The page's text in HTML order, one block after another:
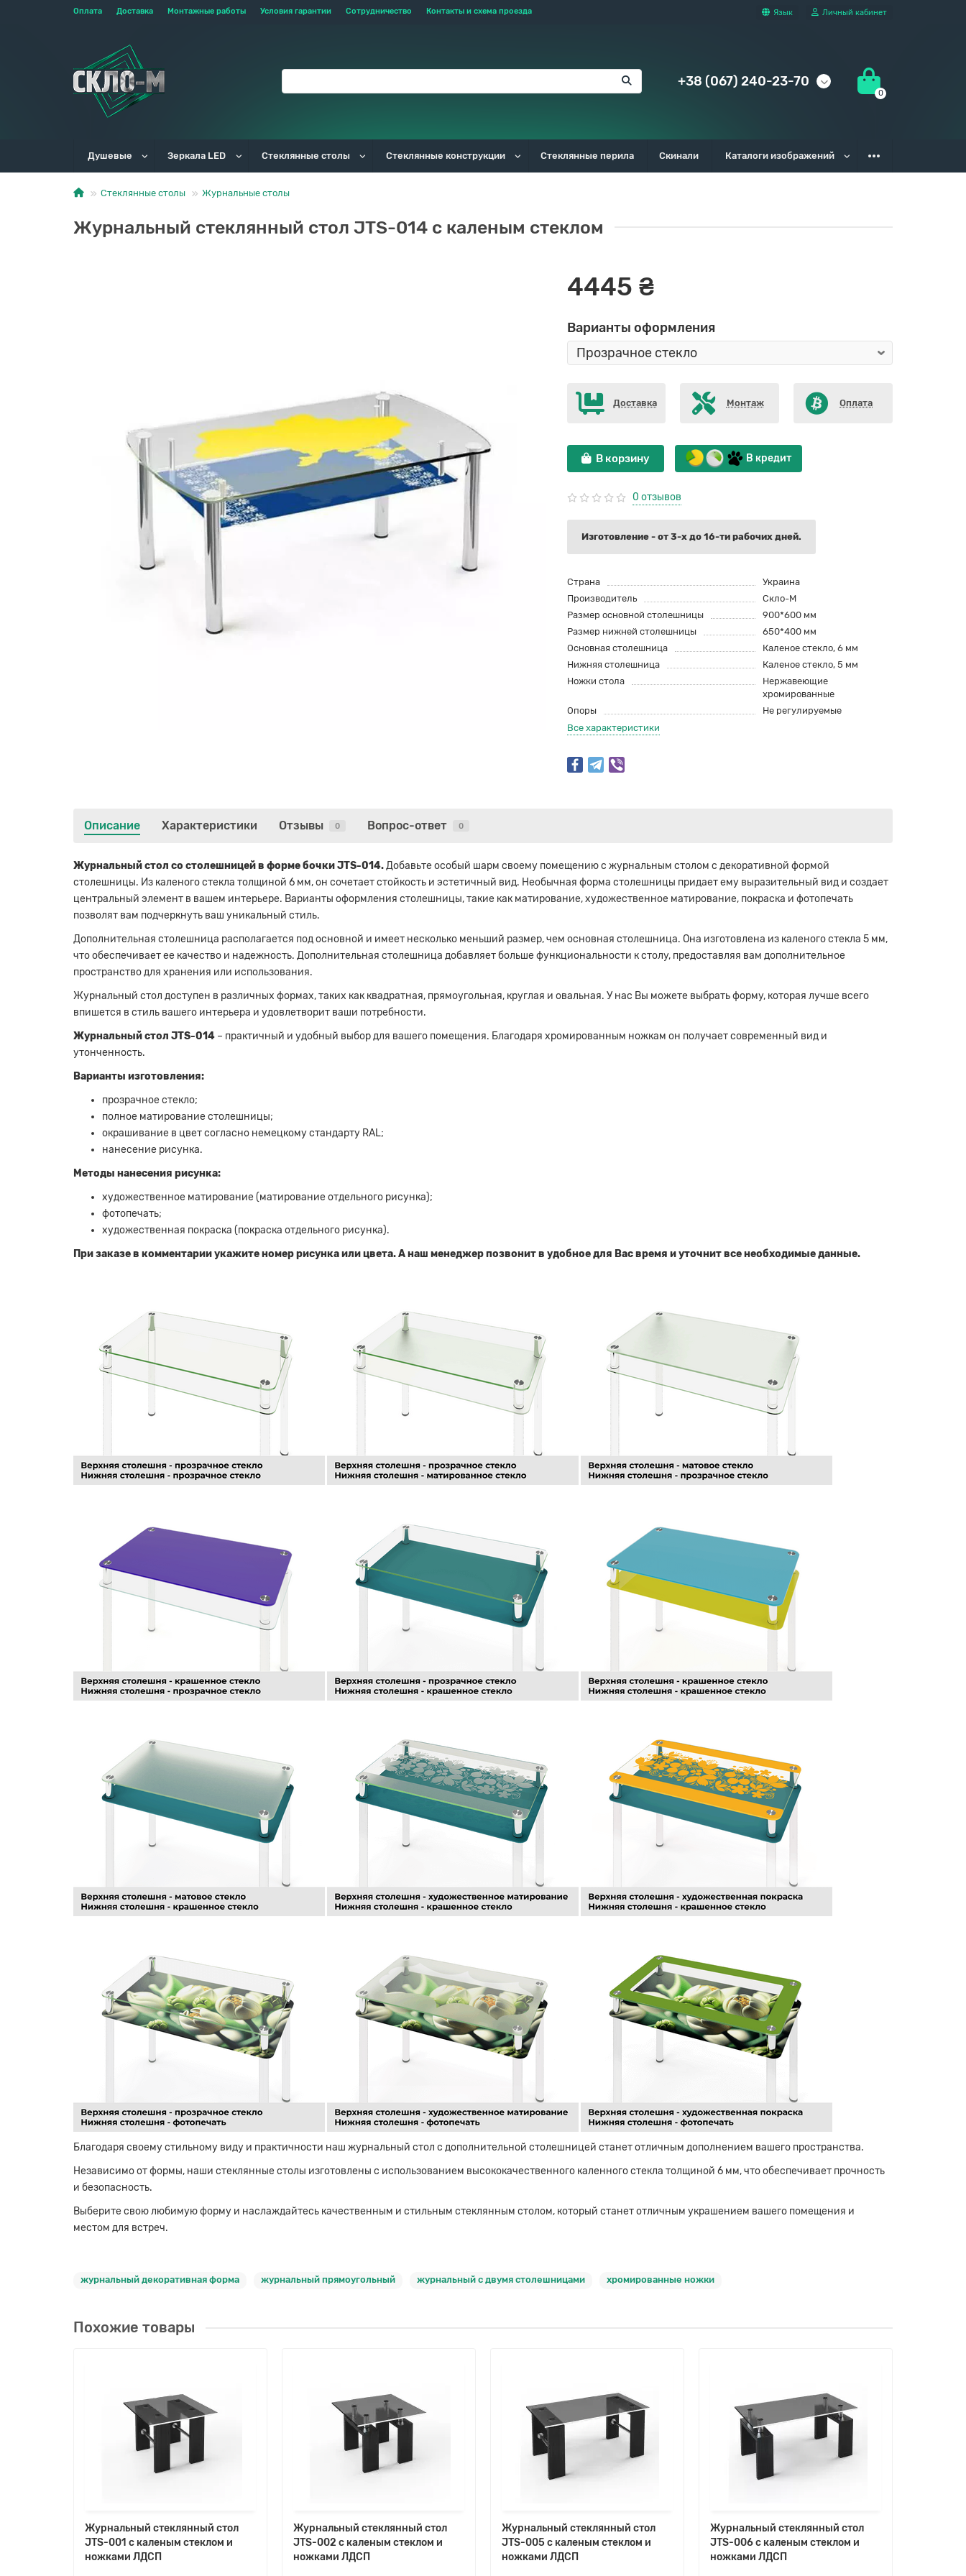
Оплата Доставка Монтажные работы Условия гарантии Сотрудничество Контакты и схема проезда Язык Личный кабинет
+38 (067) 240-23-70
0
Душевые Зеркала LED Стеклянные столы Стеклянные конструкции Стеклянные перила Скинали Каталоги изображений
Стеклянные столы Журнальные столы
Журнальный стеклянный стол JTS-014 с каленым стеклом
4445 ₴
Варианты оформления
Доставка Монтаж Оплата
В корзину В кредит
0 отзывов
Изготовление - от 3-х до 16-ти рабочих дней.
Страна
Украина
Производитель
Скло-М
Размер основной столешницы
900*600 мм
Размер нижней столешницы
650*400 мм
Основная столешница
Каленое стекло, 6 мм
Нижняя столешница
Каленое стекло, 5 мм
Ножки стола
Нержавеющие
хромированные
Опоры
Не регулируемые
Все характеристики
Описание Характеристики Отзывы 0 Вопрос-ответ 0
Журнальный стол со столешницей в форме бочки JTS-014.Добавьте особый шарм своему помещению с журнальным столом с декоративной формой
столешницы. Из каленого стекла толщиной 6 мм, он сочетает стойкость и эстетичный вид. Необычная форма столешницы придает ему выразительный вид и создает
центральный элемент в вашем интерьере. Варианты оформления столешницы, такие как матирование, художественное матирование, покраска и фотопечать
позволят вам подчеркнуть ваш уникальный стиль.
Дополнительная столешница располагается под основной и имеет несколько меньший размер, чем основная столешница. Она изготовлена из каленого стекла 5 мм,
что обеспечивает ее качество и надежность. Дополнительная столешница добавляет больше функциональности к столу, предоставляя вам дополнительное
пространство для хранения или использования.
Журнальный стол доступен в различных формах, таких как квадратная, прямоугольная, круглая и овальная. У нас Вы можете выбрать форму, которая лучше всего
впишется в стиль вашего интерьера и удовлетворит ваши потребности.
Журнальный стол JTS-014 – практичный и удобный выбор для вашего помещения. Благодаря хромированным ножкам он получает современный вид и
утонченность.
Варианты изготовления:
прозрачное стекло;
полное матирование столешницы;
окрашивание в цвет согласно немецкому стандарту RAL;
нанесение рисунка.
Методы нанесения рисунка:
художественное матирование (матирование отдельного рисунка);
фотопечать;
художественная покраска (покраска отдельного рисунка).
При заказе в комментарии укажите номер рисунка или цвета. А наш менеджер позвонит в удобное для Вас время и уточнит все необходимые данные.
Благодаря своему стильному виду и практичности наш журнальный стол с дополнительной столешницей станет отличным дополнением вашего пространства.
Независимо от формы, наши стеклянные столы изготовлены с использованием высококачественного каленного стекла толщиной 6 мм, что обеспечивает прочность
и безопасность.
Выберите свою любимую форму и наслаждайтесь качественным и стильным стеклянным столом, который станет отличным украшением вашего помещения и
местом для встреч.
журнальный декоративная форма журнальный прямоугольный журнальный с двумя столешницами хромированные ножки
Похожие товары
Журнальный стеклянный стол
JTS-001 с каленым стеклом и
ножками ЛДСП
Журнальный стеклянный стол
JTS-002 с каленым стеклом и
ножками ЛДСП
Журнальный стеклянный стол
JTS-005 с каленым стеклом и
ножками ЛДСП
Журнальный стеклянный стол
JTS-006 с каленым стеклом и
ножками ЛДСП